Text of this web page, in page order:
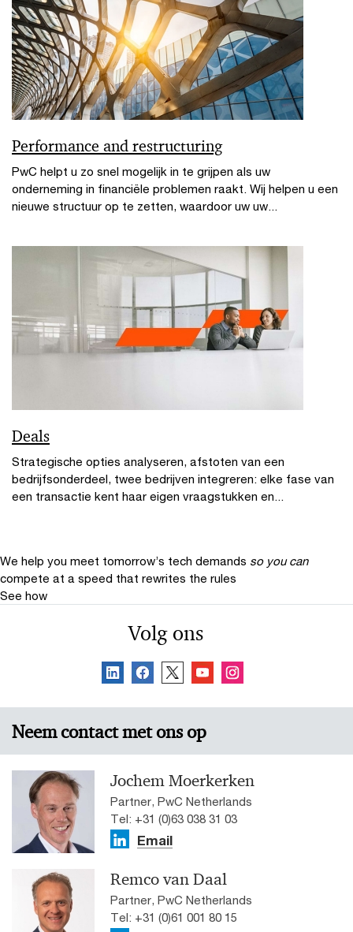
Performance and restructuring
PwC helpt u zo snel mogelijk in te grijpen als uw
onderneming in financiële problemen raakt. Wij helpen u een
nieuwe structuur op te zetten, waardoor uw uw...
Deals
Strategische opties analyseren, afstoten van een
bedrijfsonderdeel, twee bedrijven integreren: elke fase van
een transactie kent haar eigen vraagstukken en...
We help you meet tomorrow’s tech demands so you can
compete at a speed that rewrites the rules
See how
Volg ons
Neem contact met ons op
Jochem Moerkerken
Partner, PwC Netherlands
Tel: +31 (0)63 038 31 03
Email
Remco van Daal
Partner, PwC Netherlands
Tel: +31 (0)61 001 80 15